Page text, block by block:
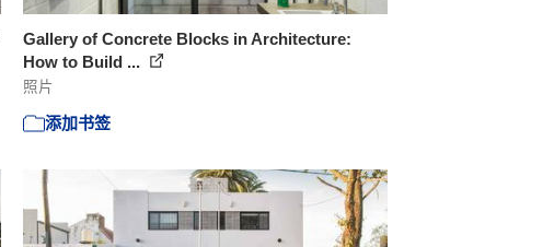
Gallery of Concrete Blocks in Architecture:
How to Build ...
照片
添加书签